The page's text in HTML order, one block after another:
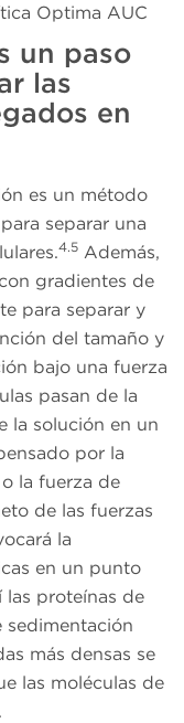
Optima AUC
un paso
las
en
es un método
separar una
4.5 Además,
gradientes de
para separar y
del tamaño y
bajo una fuerza
pasan de la
la solución en un
por la
la fuerza de
de las fuerzas
la
en un punto
las proteínas de
sedimentación
más densas se
las moléculas de